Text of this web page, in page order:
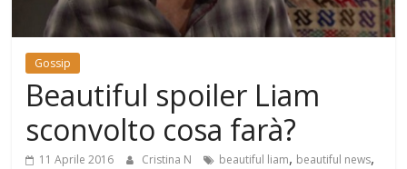
Mondo
Gossip
Beautiful spoiler Liam
sconvolto cosa farà?
11 Aprile 2016 Cristina N beautiful liam, beautiful news,